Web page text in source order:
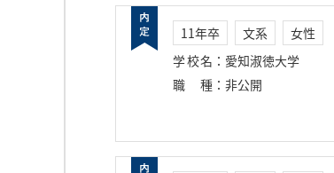
11年卒 文系
女性
学校名 ： 愛知淑徳大学
職種 ： 非公開